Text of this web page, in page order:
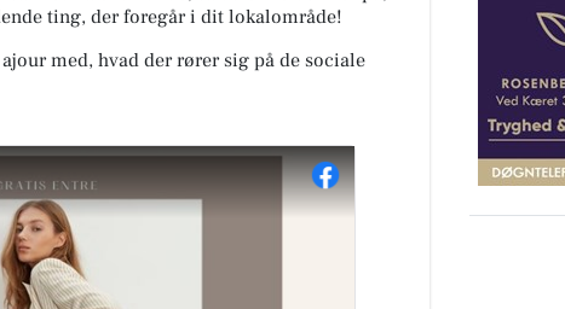
ting, der foregår i dit lokalområde!
med, hvad der rører sig på de sociale